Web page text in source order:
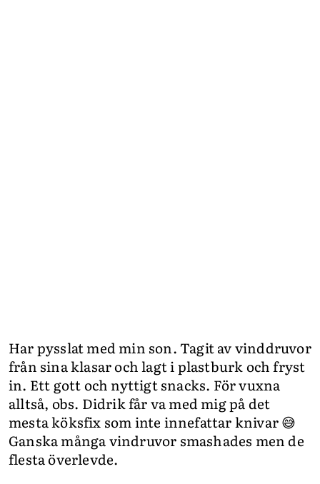
Har pysslat med min son. Tagit av vinddruvor
från sina klasar och lagt i plastburk och fryst
in. Ett gott och nyttigt snacks. För vuxna
alltså, obs. Didrik får va med mig på det
mesta köksfix som inte innefattar knivar 😅
Ganska många vindruvor smashades men de
flesta överlevde.